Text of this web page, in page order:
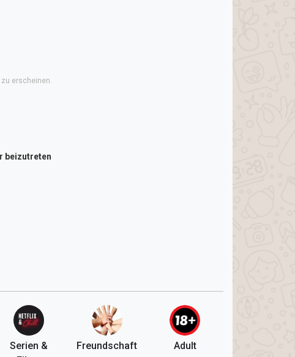
erscheinen.
beizutreten
Serien &
Freundschaft Adult